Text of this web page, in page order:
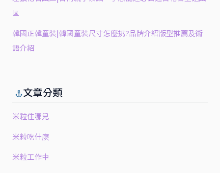
區
韓國正韓童裝|韓國童裝尺寸怎麼挑?品牌介紹版型推薦及術
語介紹
文章分類
米粒住哪兒
米粒吃什麼
米粒工作中